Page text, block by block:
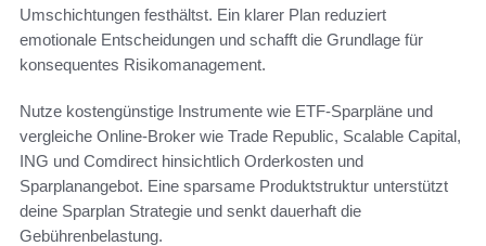
Umschichtungen festhältst. Ein klarer Plan reduziert
emotionale Entscheidungen und schafft die Grundlage für
konsequentes Risikomanagement.
Nutze kostengünstige Instrumente wie ETF-Sparpläne und
vergleiche Online-Broker wie Trade Republic, Scalable Capital,
ING und Comdirect hinsichtlich Orderkosten und
Sparplanangebot. Eine sparsame Produktstruktur unterstützt
deine Sparplan Strategie und senkt dauerhaft die
Gebührenbelastung.